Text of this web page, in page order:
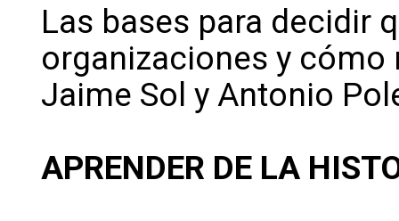
Las bases para decidir
organizaciones y
Jaime Sol y Antonio
APRENDER DE LA